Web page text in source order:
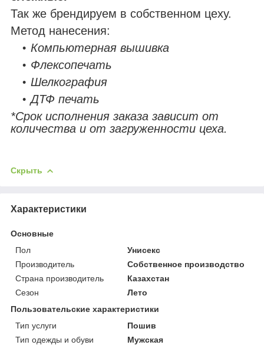
Так же брендируем в собственном цеху.
Метод нанесения:
Компьютерная вышивка
Флексопечать
Шелкография
ДТФ печать
*Срок исполнения заказа зависит от
количества и от загруженности цеха.
Скрыть
Характеристики
Основные
Пол
Унисекс
Производитель
Собственное производство
Страна производитель
Казахстан
Сезон
Лето
Пользовательские характеристики
Тип услуги
Пошив
Тип одежды и обуви
Мужская